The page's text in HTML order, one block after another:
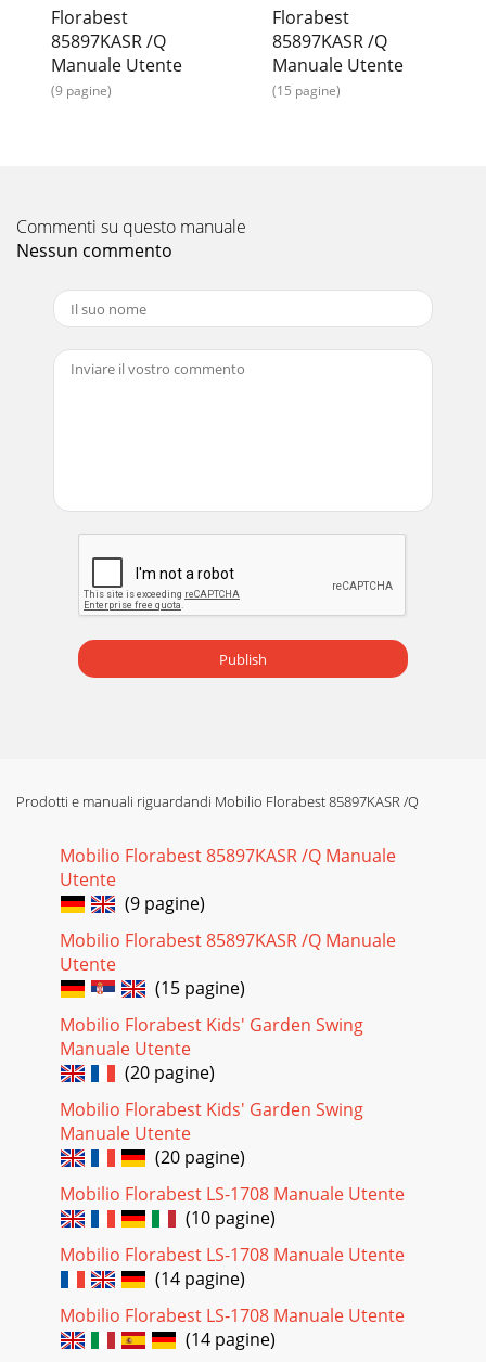
Florabest
85897KASR /Q
Manuale Utente
(9 pagine)
Florabest
85897KASR /Q
Manuale Utente
(15 pagine)
Commenti su questo manuale
Nessun commento
Publish
Prodotti e manuali riguardandi Mobilio Florabest 85897KASR /Q
Mobilio Florabest 85897KASR /Q Manuale
Utente
(9 pagine)
Mobilio Florabest 85897KASR /Q Manuale
Utente
(15 pagine)
Mobilio Florabest Kids' Garden Swing
Manuale Utente
(20 pagine)
Mobilio Florabest Kids' Garden Swing
Manuale Utente
(20 pagine)
Mobilio Florabest LS-1708 Manuale Utente
(10 pagine)
Mobilio Florabest LS-1708 Manuale Utente
(14 pagine)
Mobilio Florabest LS-1708 Manuale Utente
(14 pagine)